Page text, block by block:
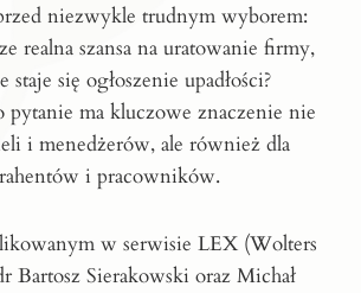
niezwykle trudnym wyborem:
realna szansa na uratowanie firmy,
się ogłoszenie upadłości?
ma kluczowe znaczenie nie
i menedżerów, ale również dla
i pracowników.
w serwisie LEX (Wolters
Bartosz Sierakowski oraz Michał